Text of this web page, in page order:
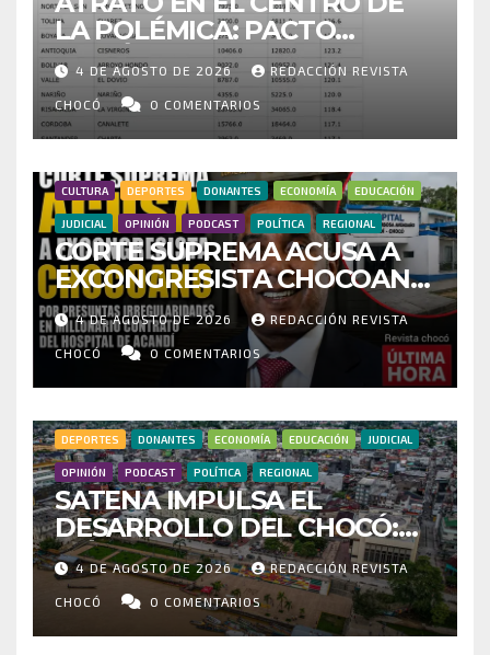
LA POLÉMICA: PACTO
HISTÓRICO CUESTIONA
CENSO ELECTORAL Y PIDE
INVESTIGAR PRESUNTO
FRAUDE
4 DE AGOSTO DE 2026 REDACCIÓN REVISTA
CHOCÓ 0 COMENTARIOS
CULTURA DEPORTES DONANTES ECONOMÍA EDUCACIÓN
JUDICIAL OPINIÓN PODCAST POLÍTICA REGIONAL
CORTE SUPREMA ACUSA A
EXCONGRESISTA CHOCOANO
POR PRESUNTAS
IRREGULARIDADES EN
MILLONARIO CONTRATO DEL
HOSPITAL DE ACANDÍ
4 DE AGOSTO DE 2026 REDACCIÓN REVISTA
CHOCÓ 0 COMENTARIOS
DEPORTES DONANTES ECONOMÍA EDUCACIÓN JUDICIAL
OPINIÓN PODCAST POLÍTICA REGIONAL
SATENA IMPULSA EL
DESARROLLO DEL CHOCÓ:
MÁS DE 35 MIL PASAJEROS
MOVILIZADOS Y NUEVAS
RUTAS FORTALECEN LA
CONECTIVIDAD
4 DE AGOSTO DE 2026 REDACCIÓN REVISTA
CHOCÓ 0 COMENTARIOS